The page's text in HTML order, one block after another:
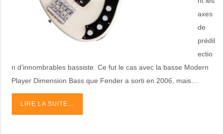
axes
de
prédil
ectio
n d’innombrables bassiste. Ce fut le cas avec la basse Modern
Player Dimension Bass que Fender a sorti en 2006, mais…
LIRE LA SUITE…